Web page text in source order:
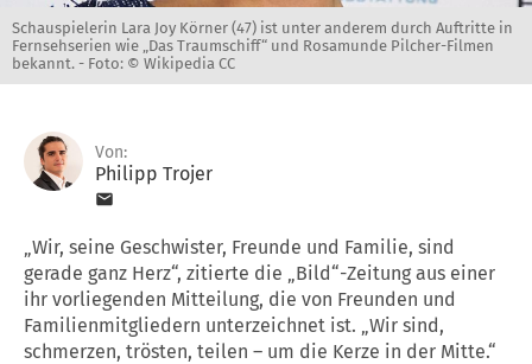
Schauspielerin Lara Joy Körner (47) ist unter anderem durch Auftritte in
Fernsehserien wie „Das Traumschiff“ und Rosamunde Pilcher-Filmen
bekannt. - Foto: © Wikipedia CC
Von:
Philipp Trojer
„Wir, seine Geschwister, Freunde und Familie, sind
gerade ganz Herz“, zitierte die „Bild“-Zeitung aus einer
ihr vorliegenden Mitteilung, die von Freunden und
Familienmitgliedern unterzeichnet ist. „Wir sind,
schmerzen, trösten, teilen – um die Kerze in der Mitte.“